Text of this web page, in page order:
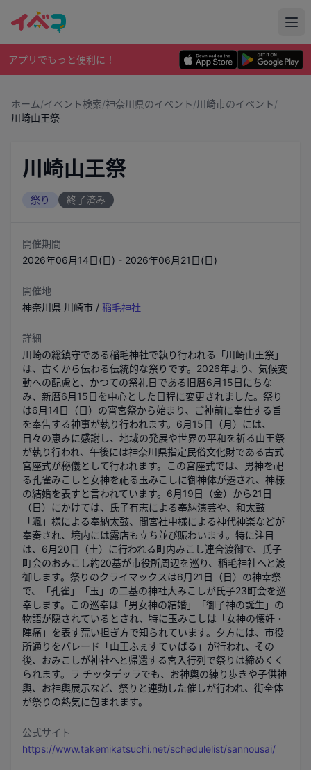
アプリでもっと便利に！
ホーム/イベント検索/神奈川県のイベント/川崎市のイベント/
川崎山王祭
川崎山王祭
祭り 終了済み
開催期間
2026年06月14日(日) - 2026年06月21日(日)
開催地
神奈川県 川崎市 / 稲毛神社
詳細
川崎の総鎮守である稲毛神社で執り行われる「川崎山王祭」
は、古くから伝わる伝統的な祭りです。2026年より、気候変
動への配慮と、かつての祭礼日である旧暦6月15日にちな
み、新暦6月15日を中心とした日程に変更されました。祭り
は6月14日（日）の宵宮祭から始まり、ご神前に奉仕する旨
を奉告する神事が執り行われます。6月15日（月）には、
日々の恵みに感謝し、地域の発展や世界の平和を祈る山王祭
が執り行われ、午後には神奈川県指定民俗文化財である古式
宮座式が秘儀として行われます。この宮座式では、男神を祀
る孔雀みこしと女神を祀る玉みこしに御神体が遷され、神様
の結婚を表すと言われています。6月19日（金）から21日
（日）にかけては、氏子有志による奉納演芸や、和太鼓
「颯」様による奉納太鼓、間宮社中様による神代神楽などが
奉奏され、境内には露店も立ち並び賑わいます。特に注目
は、6月20日（土）に行われる町内みこし連合渡御で、氏子
町会のおみこし約20基が市役所周辺を巡り、稲毛神社へと渡
御します。祭りのクライマックスは6月21日（日）の神幸祭
で、「孔雀」「玉」の二基の神社大みこしが氏子23町会を巡
幸します。この巡幸は「男女神の結婚」「御子神の誕生」の
物語が隠されているとされ、特に玉みこしは「女神の懐妊・
陣痛」を表す荒い担ぎ方で知られています。夕方には、市役
所通りをパレード「山王ふぇすてぃばる」が行われ、その
後、おみこしが神社へと帰還する宮入行列で祭りは締めくく
られます。ラ チッタデッラでも、お神輿の練り歩きや子供神
輿、お神輿展示など、祭りと連動した催しが行われ、街全体
が祭りの熱気に包まれます。
公式サイト
https://www.takemikatsuchi.net/schedulelist/sannousai/